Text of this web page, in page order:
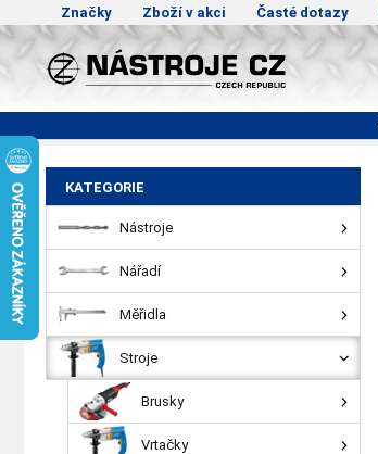
Značky Zboží v akci Časté dotazy
KATEGORIE
Nástroje
Nářadí
Měřidla
Stroje
Brusky
Vrtačky